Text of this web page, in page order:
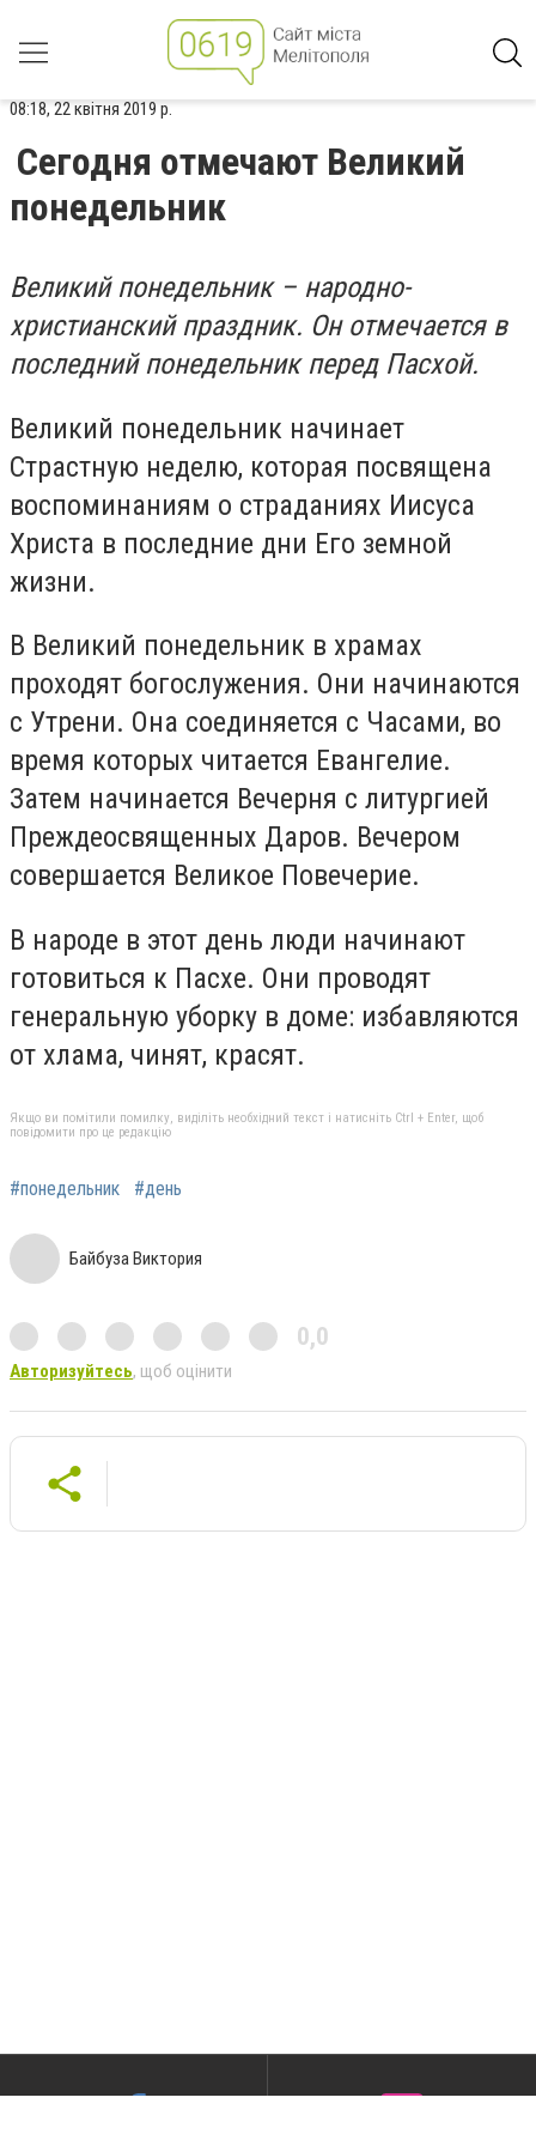
08:18, 22 квітня 2019 р.
Сегодня отмечают Великий
понедельник
Великий понедельник – народно-
христианский праздник. Он отмечается в
последний понедельник перед Пасхой.
Великий понедельник начинает
Страстную неделю, которая посвящена
воспоминаниям о страданиях Иисуса
Христа в последние дни Его земной
жизни.
В Великий понедельник в храмах
проходят богослужения. Они начинаются
с Утрени. Она соединяется с Часами, во
время которых читается Евангелие.
Затем начинается Вечерня с литургией
Преждеосвященных Даров. Вечером
совершается Великое Повечерие.
В народе в этот день люди начинают
готовиться к Пасхе. Они проводят
генеральную уборку в доме: избавляются
от хлама, чинят, красят.
Якщо ви помітили помилку, виділіть необхідний текст і натисніть Ctrl + Enter, щоб
повідомити про це редакцію
#понедельник #день
Байбуза Виктория
0,0
Авторизуйтесь, щоб оцінити